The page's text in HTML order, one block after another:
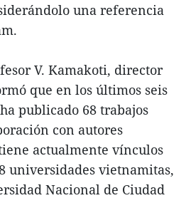
una referencia
V. Kamakoti, director
que en los últimos seis
publicado 68 trabajos
con autores
actualmente vínculos
universidades vietnamitas,
Nacional de Ciudad